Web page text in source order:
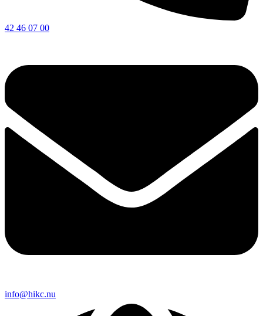
42 46 07 00
info@hikc.nu